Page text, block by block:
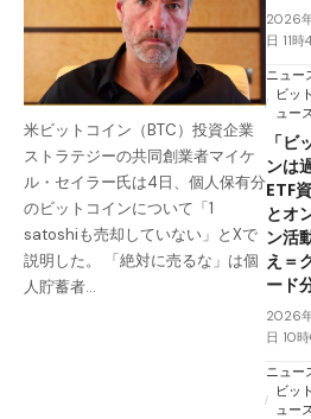
米ビットコイン（BTC）投資企業
ストラテジーの共同創業者マイケ
ル・セイラー氏は4日、個人保有分
のビットコインについて「1
satoshiも売却していない」とXで
説明した。 「絶対に売るな」は個
人貯蓄者…
2026
日 11
ニュー
ビッ
ュー
「ビ
ンは
ETF
とオ
ン活
え＝
ード
2026
日 10
ニュー
ビッ
ュー